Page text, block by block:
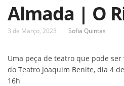
Almada | O
3 de Março, 2023 Sofia Quintas
Uma peça de teatro que pode
do Teatro Joaquim Benite, dia 4
16h